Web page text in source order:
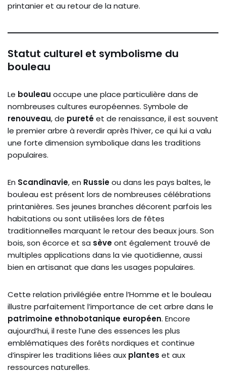
printanier et au retour de la nature.
Statut culturel et symbolisme du
bouleau
Le bouleau occupe une place particulière dans de
nombreuses cultures européennes. Symbole de
renouveau, de puretéet de renaissance, il est souvent
le premier arbre à reverdir après l’hiver, ce qui lui a valu
une forte dimension symbolique dans les traditions
populaires.
En Scandinavie, en Russieou dans les pays baltes, le
bouleau est présent lors de nombreuses célébrations
printanières. Ses jeunes branches décorent parfois les
habitations ou sont utilisées lors de fêtes
traditionnelles marquant le retour des beaux jours. Son
bois, son écorce et sa sèveont également trouvé de
multiples applications dans la vie quotidienne, aussi
bien en artisanat que dans les usages populaires.
Cette relation privilégiée entre l’Homme et le bouleau
illustre parfaitement l’importance de cet arbre dans le
patrimoine ethnobotanique européen. Encore
aujourd’hui, il reste l’une des essences les plus
emblématiques des forêts nordiques et continue
d’inspirer les traditions liées aux plantes et aux
ressources naturelles.